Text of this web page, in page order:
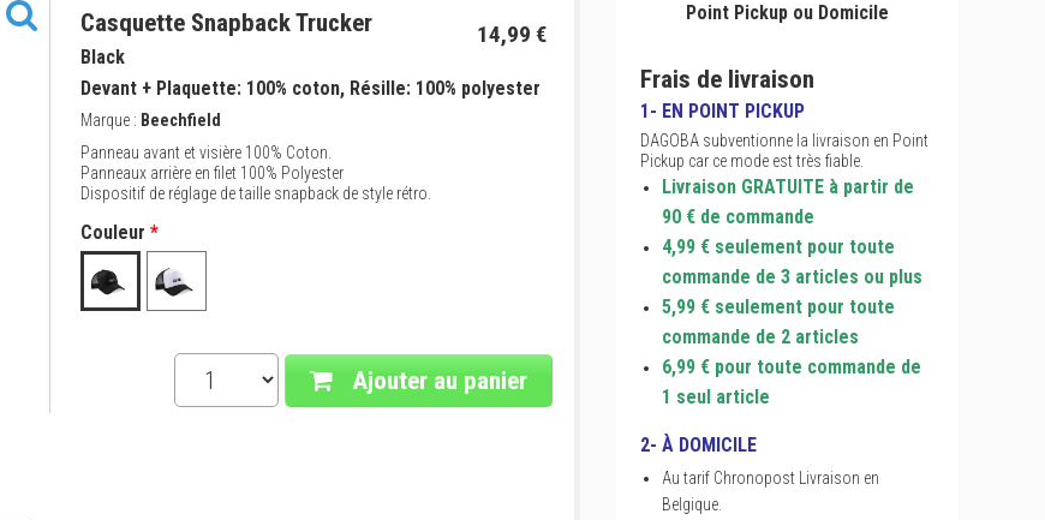
Casquette Snapback Trucker 14,99 €
Black
Devant + Plaquette: 100% coton, Résille: 100% polyester
Marque : Beechfield
Panneau avant et visière 100% Coton.
Panneaux arrière en filet 100% Polyester
Dispositif de réglage de taille snapback de style rétro.
Couleur *
Ajouter au panier
Point Pickup ou Domicile
Frais de livraison
1- EN POINT PICKUP
DAGOBA subventionne la livraison en Point
Pickup car ce mode est très fiable.
Livraison GRATUITE à partir de
90 € de commande
4,99 € seulement pour toute
commande de 3 articles ou plus
5,99 € seulement pour toute
commande de 2 articles
6,99 € pour toute commande de
1 seul article
2- À DOMICILE
Au tarif Chronopost Livraison en
Belgique.